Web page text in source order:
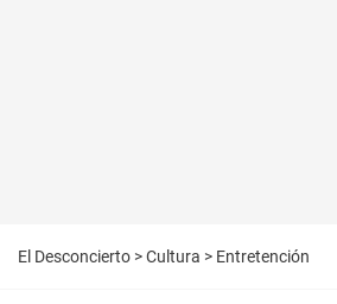
El Desconcierto >Cultura > Entretención